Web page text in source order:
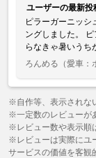
ユーザーの最新投
ピラーガーニッシ
ングしました。
らなきゃ暑いうち
ろんめる （愛車：
※自作等、表示されな
※一定数のレビューが
※レビュー数や表示順
※レビューは実際にユ
サービスの価値を客観